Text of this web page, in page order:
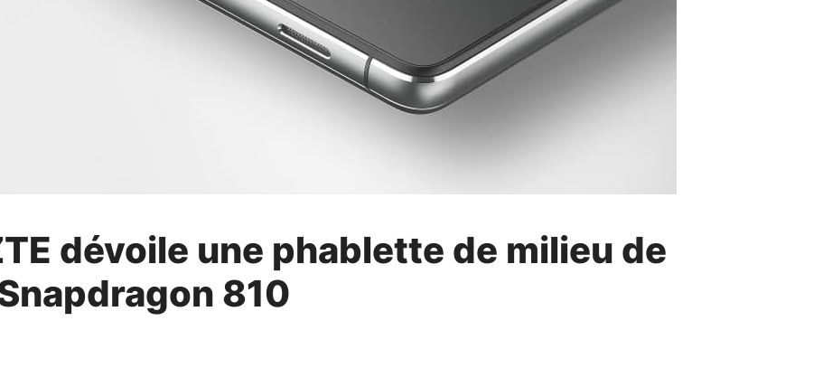
dévoile une phablette de milieu de
810